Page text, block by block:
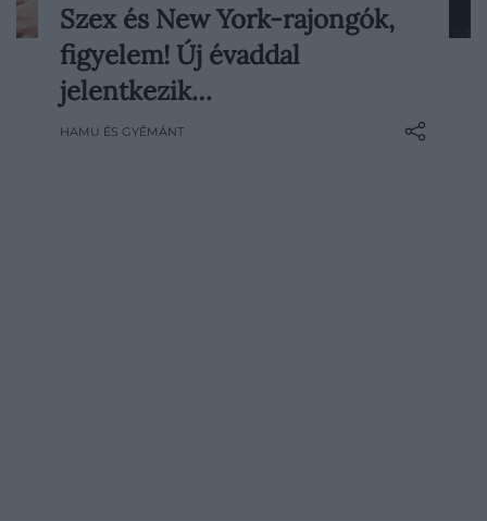
A sokak által kedvelt sorozat újabb
évaddal jelentkezik.
Szex és New York-rajongók,
figyelem! Új évaddal
jelentkezik…
HAMU ÉS GYÉMÁNT